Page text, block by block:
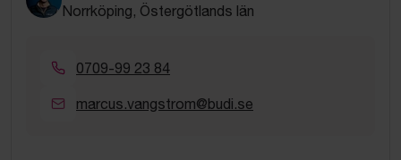
Norrköping, Östergötlands län
0709-99 23 84
marcus.vangstrom@budi.se